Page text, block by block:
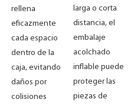
rellena
eficazmente
cada espacio
dentro de la
caja, evitando
daños por
colisiones
larga o corta
distancia, el
embalaje
acolchado
inflable puede
proteger las
piezas de